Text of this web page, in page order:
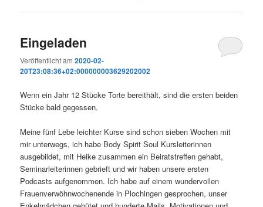
Eingeladen
Veröffentlicht am2020-02-
20T23:08:36+02:000000003629202002
Wenn ein Jahr 12 Stücke Torte bereithält, sind die ersten beiden
Stücke bald gegessen.
Meine fünf Lebe leichter Kurse sind schon sieben Wochen mit
mir unterwegs, ich habe Body Spirit Soul Kursleiterinnen
ausgebildet, mit Heike zusammen ein Beiratstreffen gehabt,
Seminarleiterinnen gebrieft und wir haben unsere ersten
Podcasts aufgenommen. Ich habe auf einem wundervollen
Frauenverwöhnwochenende in Plochingen gesprochen, unser